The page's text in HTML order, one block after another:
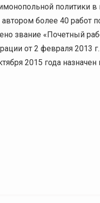
политики
автором более 40 работ
звание «Почетный
от 2 февраля
2015 года